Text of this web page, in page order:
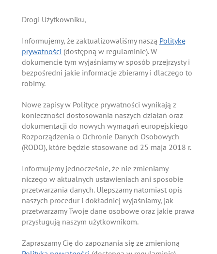
Drogi Użytkowniku,
Informujemy, że zaktualizowaliśmy naszą Politykę
prywatności (dostępną w regulaminie). W
dokumencie tym wyjaśniamy w sposób przejrzysty i
bezpośredni jakie informacje zbieramy i dlaczego to
robimy.
Nowe zapisy w Polityce prywatności wynikają z
konieczności dostosowania naszych działań oraz
dokumentacji do nowych wymagań europejskiego
Rozporządzenia o Ochronie Danych Osobowych
(RODO), które będzie stosowane od 25 maja 2018 r.
Informujemy jednocześnie, że nie zmieniamy
niczego w aktualnych ustawieniach ani sposobie
przetwarzania danych. Ulepszamy natomiast opis
naszych procedur i dokładniej wyjaśniamy, jak
przetwarzamy Twoje dane osobowe oraz jakie prawa
przysługują naszym użytkownikom.
Zapraszamy Cię do zapoznania się ze zmienioną